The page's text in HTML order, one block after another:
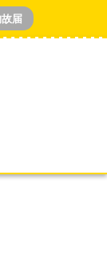
届